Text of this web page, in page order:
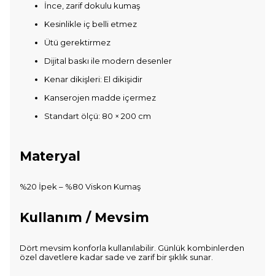
İnce, zarif dokulu kumaş
Kesinlikle iç belli etmez
Ütü gerektirmez
Dijital baskı ile modern desenler
Kenar dikişleri: El dikişidir
Kanserojen madde içermez
Standart ölçü: 80 × 200 cm
Materyal
%20 İpek – %80 Viskon Kumaş
Kullanım / Mevsim
Dört mevsim konforla kullanılabilir. Günlük kombinlerden
özel davetlere kadar sade ve zarif bir şıklık sunar.